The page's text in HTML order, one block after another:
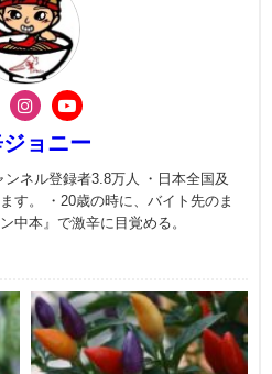
ョニー
ンネル登録者3.8万人 ・日本全国及
す。 ・20歳の時に、バイト先のま
中本』で激辛に目覚める。